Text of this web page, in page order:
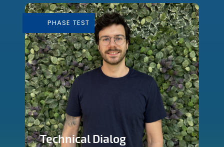
durable
En savoir plus
PHASE TEST
Technical Dialog